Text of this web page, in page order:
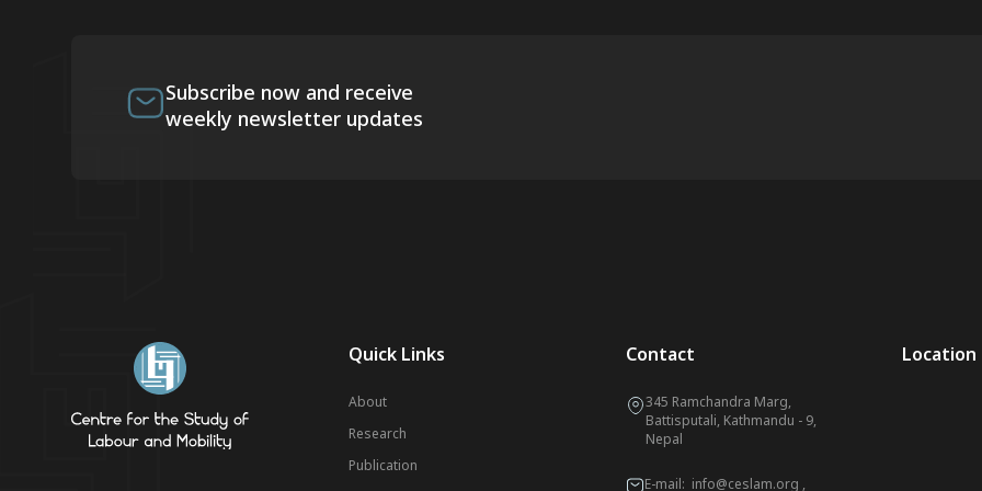
Subscribe now and receive
weekly newsletter updates
Quick Links
About
Research
Publication
Contact
345 Ramchandra Marg,
Battisputali, Kathmandu - 9,
Nepal
E-mail: info@ceslam.org ,
Location